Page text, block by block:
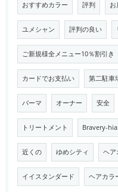
おすすめカラー 評判 お
ユメシャン 評判の良い
ご新規様全メニュー10％割引き
カードでお支払い 第二駐車
パーマ オーナー 安全
トリートメント Bravery-
近くの ゆめシティ ヘア
イイスタンダード ヘアカラ